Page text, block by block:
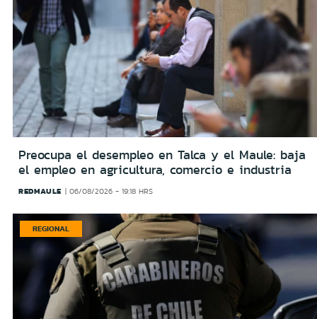
Preocupa el desempleo en Talca y el Maule: baja
el empleo en agricultura, comercio e industria
REDMAULE 06/08/2026 - 19:18 HRS
REGIONAL